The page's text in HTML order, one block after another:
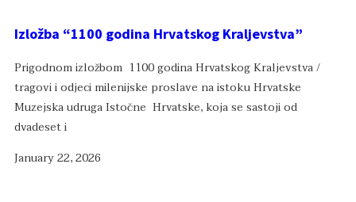
Izložba “1100 godina Hrvatskog Kraljevstva”
Prigodnom izložbom 1100 godina Hrvatskog Kraljevstva /
tragovi i odjeci milenijske proslave na istoku Hrvatske
Muzejska udruga Istočne Hrvatske, koja se sastoji od
dvadeset i
January 22, 2026